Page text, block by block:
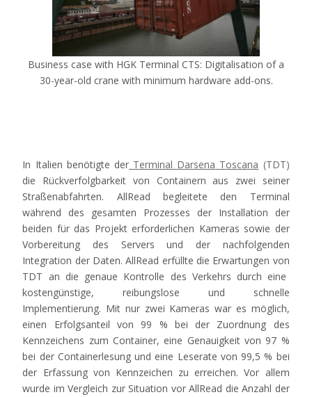
Business case with HGK Terminal CTS: Digitalisation of a
30-year-old crane with minimum hardware add-ons.
In Italien benötigte derTerminal Darsena Toscana (TDT)
die Rückverfolgbarkeit von Containern aus zwei
seiner
Straßenabfahrten. AllRead begleitete den Terminal
während des gesamten Prozesses der Installation
der
beiden fürdas Projekt erforderlichen Kameras sowie der
Vorbereitung des Serversund der
nachfolgenden
Integration derDaten.AllRead erfüllte die Erwartungen von
TDT an die genaue Kontrolle des Verkehrs durch eine
kostengünstige,reibungslose und
schnelle
Implementierung. Mit nur zwei Kameras war es möglich,
einen
Erfolgsanteil von 99 % bei der Zuordnung des
Kennzeichens zum Container, eine Genauigkeit von 97 %
bei der Containerlesung und eine Leserate von 99,5 % bei
der Erfassung von Kennzeichen zu erreichen.Vor allem
wurde im Vergleich zur Situation vor AllRead dieAnzahl der